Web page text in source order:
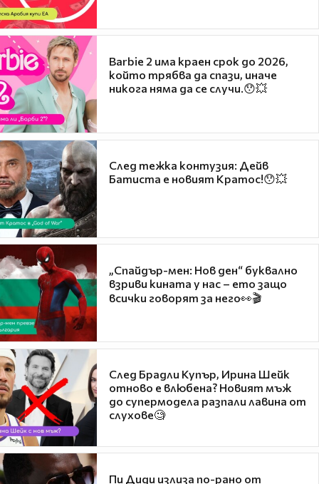
Barbie 2 има краен срок до 2026,
който трябва да спази, иначе
никога няма да се случи.😯💥
След тежка контузия: Дейв
Батиста е новият Кратос!😯💥
„Спайдър-мен: Нов ден“ буквално
взриви кината у нас – ето защо
всички говорят за него👀🎬
След Брадли Купър, Ирина Шейк
отново е влюбена? Новият мъж
до супермодела разпали лавина от
слухове🧐
Пи Диди излиза по-рано от